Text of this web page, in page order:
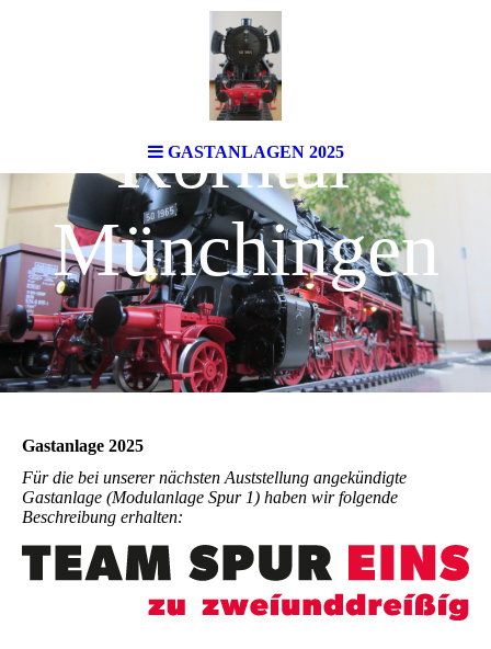
GASTANLAGEN 2025
Spur 1-Team
Korntal-
Münchingen
Gastanlage 2025
Für die bei unserer nächsten Auststellung angekündigte
Gastanlage (Modulanlage Spur 1) haben wir folgende
Beschreibung erhalten: